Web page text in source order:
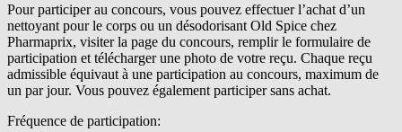
Pour participer au concours, vous pouvez effectuer l’achat d’un
nettoyant pour le corps ou un désodorisant Old Spice chez
Pharmaprix, visiter la page du concours, remplir le formulaire de
participation et télécharger une photo de votre reçu. Chaque reçu
admissible équivaut à une participation au concours, maximum de
un par jour. Vous pouvez également participer sans achat.
Fréquence de participation: